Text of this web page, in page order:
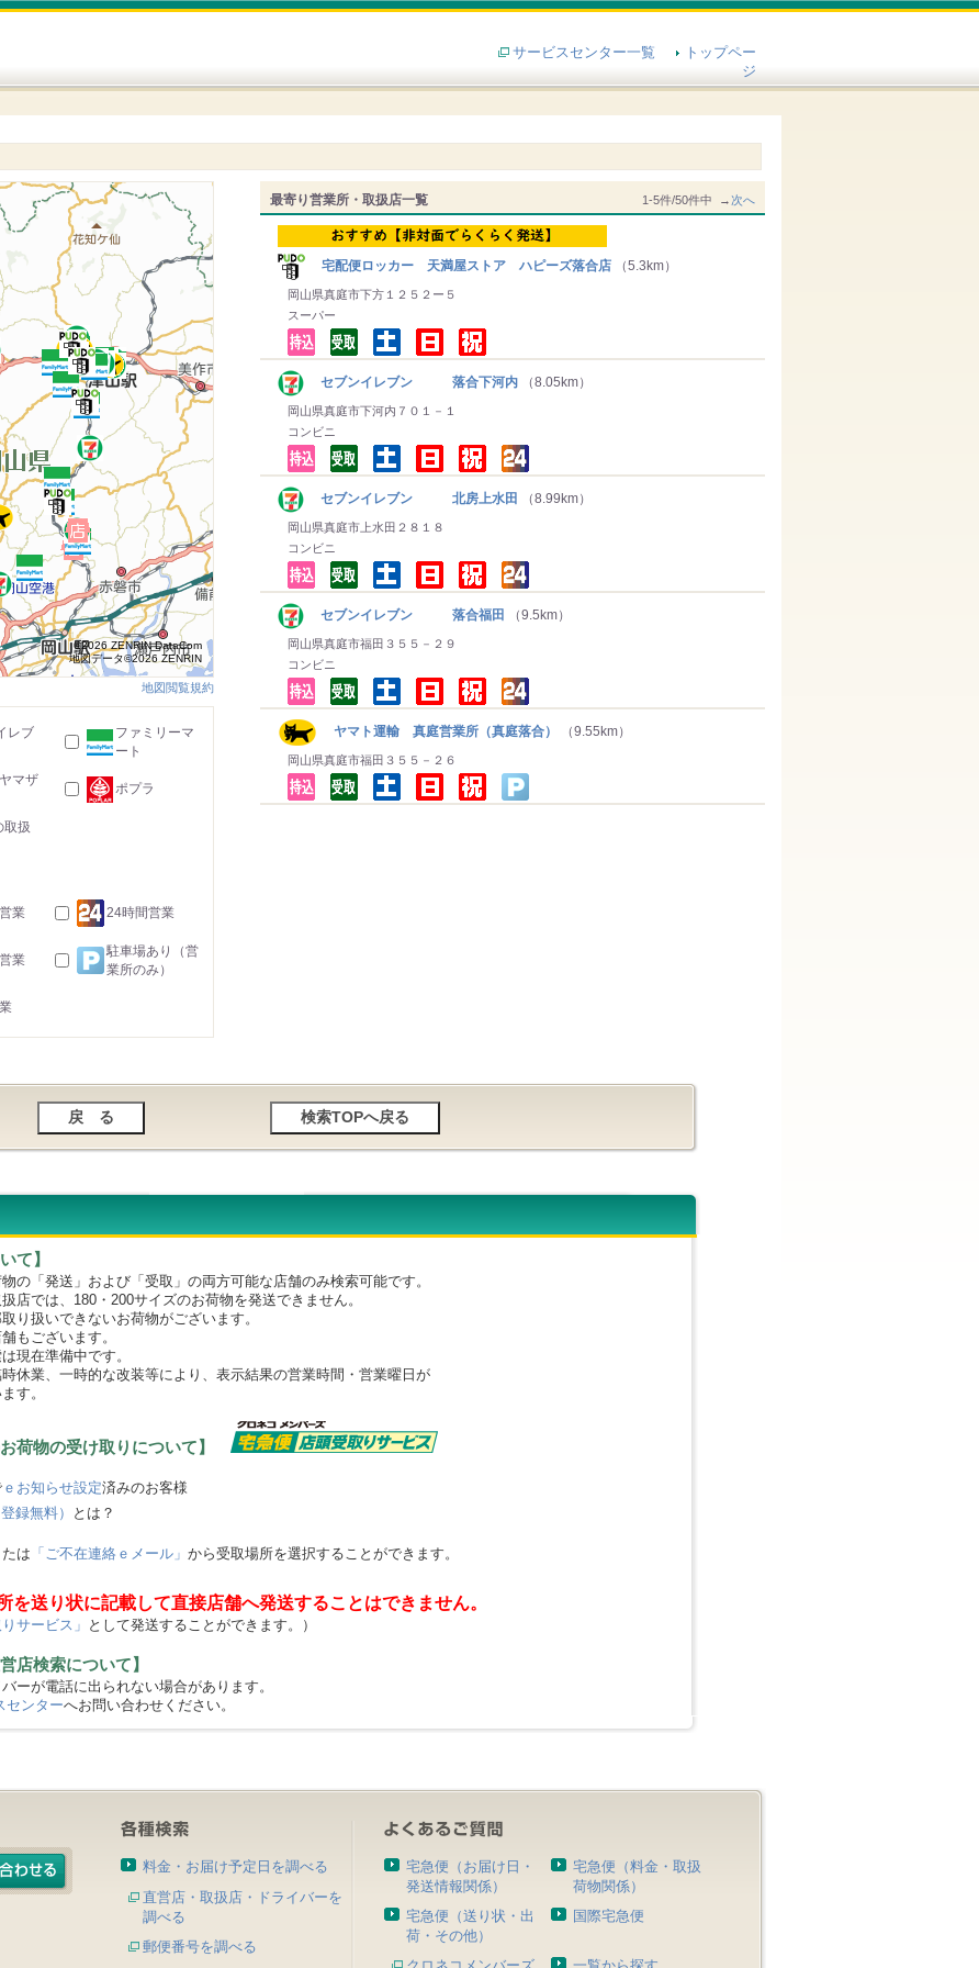
サービスセンター一覧
トップペー
ジ
最寄り営業所・取扱店一覧 1-5件/50件中 →次へ
宅配便ロッカー 天満屋ストア ハピーズ落合店 （5.3km）
岡山県真庭市下方１２５２ー５
スーパー
セブンイレブン 落合下河内 （8.05km）
岡山県真庭市下河内７０１－１
コンビニ
セブンイレブン 北房上水田 （8.99km）
岡山県真庭市上水田２８１８
コンビニ
セブンイレブン 落合福田 （9.5km）
岡山県真庭市福田３５５－２９
コンビニ
ヤマト運輸 真庭営業所（真庭落合） （9.55km）
岡山県真庭市福田３５５－２６
©2026 ZENRIN DataCom
地図データ©2026 ZENRIN
地図閲覧規約
レブ
ファミリーマ
ート
マザ
ポプラ
取扱
業 24時間営業
業
駐車場あり（営
業所のみ）
て】
の「発送」および「受取」の両方可能な店舗のみ検索可能です。
では、180・200サイズのお荷物を発送できません。
扱いできないお荷物がございます。
ございます。
在準備中です。
休業、一時的な改装等により、表示結果の営業時間・営業曜日が
す。
お荷物の受け取りについて】
ｅお知らせ設定済みのお客様
録無料）
とは？
たは 「ご不在連絡ｅメール」 から受取場所を選択することができます。
送り状に記載して直接店舗へ発送することはできません。
サービス」 として発送することができます。）
店検索について】
ーが電話に出られない場合があります。
センターへお問い合わせください。
料金・お届け予定日を調べる
直営店・取扱店・ドライバーを
調べる
郵便番号を調べる
宅急便（お届け日・
発送情報関係）
宅急便（料金・取扱
荷物関係）
宅急便（送り状・出
荷・その他）
国際宅急便